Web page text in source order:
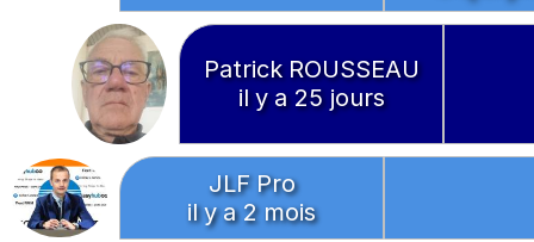
Patrick ROUSSEAU
il y a 25 jours
JLF Pro
il y a 2 mois